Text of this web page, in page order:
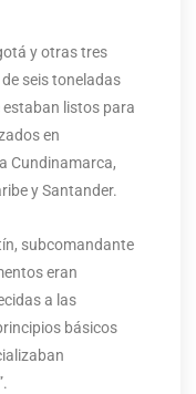
y otras tres
seis toneladas
listos para
en
Cundinamarca,
y Santander.
subcomandante
eran
a las
básicos